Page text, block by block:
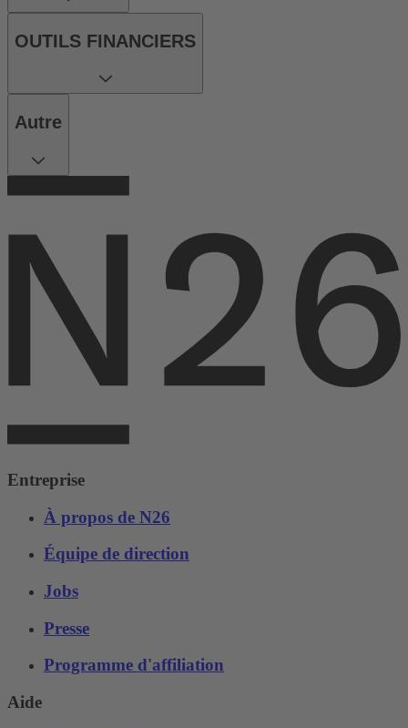
OUTILS FINANCIERS
Autre
Entreprise
À propos de N26
Équipe de direction
Jobs
Presse
Programme d'affiliation
Aide